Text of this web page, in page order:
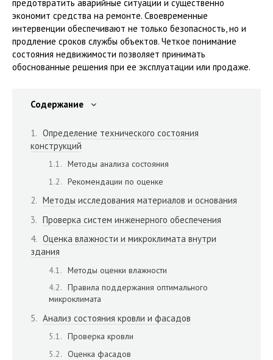
предотвратить аварийные ситуации и существенно
экономит средства на ремонте. Своевременные
интервенции обеспечивают не только безопасность, но и
продление сроков службы объектов. Четкое понимание
состояния недвижимости позволяет принимать
обоснованные решения при ее эксплуатации или продаже.
Содержание
Определение технического состояния
конструкций
Методы анализа состояния
Рекомендации по оценке
Методы исследования материалов и основания
Проверка систем инженерного обеспечения
Оценка влажности и микроклимата внутри
здания
Методы оценки влажности
Правила поддержания оптимального
микроклимата
Анализ состояния кровли и фасадов
Проверка кровли
Оценка фасадов